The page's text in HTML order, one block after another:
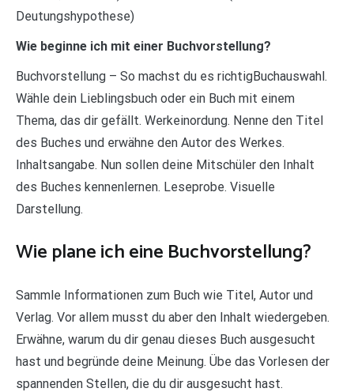
Deutungshypothese)
Wie beginne ich mit einer Buchvorstellung?
Buchvorstellung – So machst du es richtigBuchauswahl.
Wähle dein Lieblingsbuch oder ein Buch mit einem
Thema, das dir gefällt. Werkeinordung. Nenne den Titel
des Buches und erwähne den Autor des Werkes.
Inhaltsangabe. Nun sollen deine Mitschüler den Inhalt
des Buches kennenlernen. Leseprobe. Visuelle
Darstellung.
Wie plane ich eine Buchvorstellung?
Sammle Informationen zum Buch wie Titel, Autor und
Verlag. Vor allem musst du aber den Inhalt wiedergeben.
Erwähne, warum du dir genau dieses Buch ausgesucht
hast und begründe deine Meinung. Übe das Vorlesen der
spannenden Stellen, die du dir ausgesucht hast.